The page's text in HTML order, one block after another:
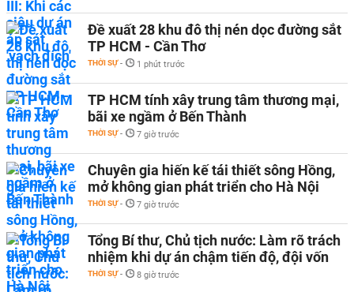
Đề xuất 28 khu đô thị nén dọc đường sắt
TP HCM - Cần Thơ
THỜI SỰ - 1 phút trước
TP HCM tính xây trung tâm thương mại,
bãi xe ngầm ở Bến Thành
THỜI SỰ - 7 giờ trước
Chuyên gia hiến kế tái thiết sông Hồng,
mở không gian phát triển cho Hà Nội
THỜI SỰ - 7 giờ trước
Tổng Bí thư, Chủ tịch nước: Làm rõ trách
nhiệm khi dự án chậm tiến độ, đội vốn
THỜI SỰ - 8 giờ trước